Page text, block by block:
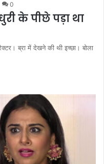
0
के पीछे पड़ा था
ब्रा में देखने की थी इच्छा। बोला